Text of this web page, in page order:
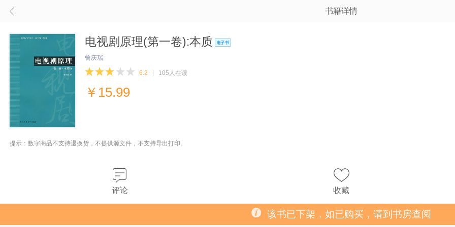
书籍详情
电视剧原理(第一卷):本质
曾庆瑞
6.2 105人在读
￥ 15.99
提示：数字商品不支持退换货，不提供源文件，不支持导出打印。
评论 收藏
该书已下架，如已购买，请到书房查阅